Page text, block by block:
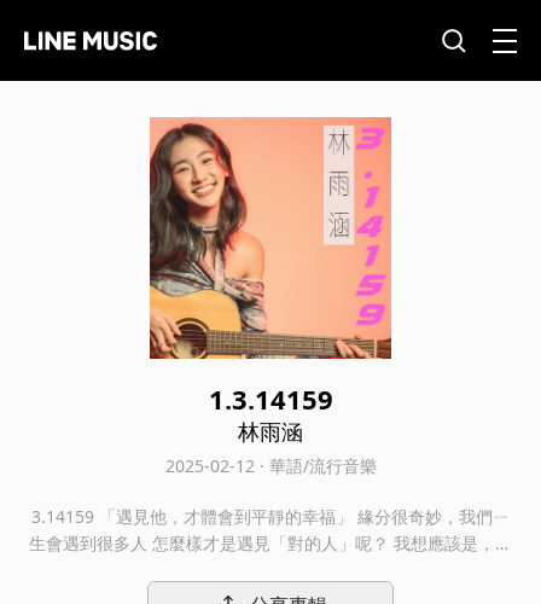
1.3.14159
林雨涵
2025-02-12 · 華語/流行音樂
3.14159 「遇見他，才體會到平靜的幸福」 緣分很奇妙，我們ㄧ
生會遇到很多人 怎麼樣才是遇見「對的人」呢？ 我想應該是，在
之，我們的愛就像圓周，沒有終點